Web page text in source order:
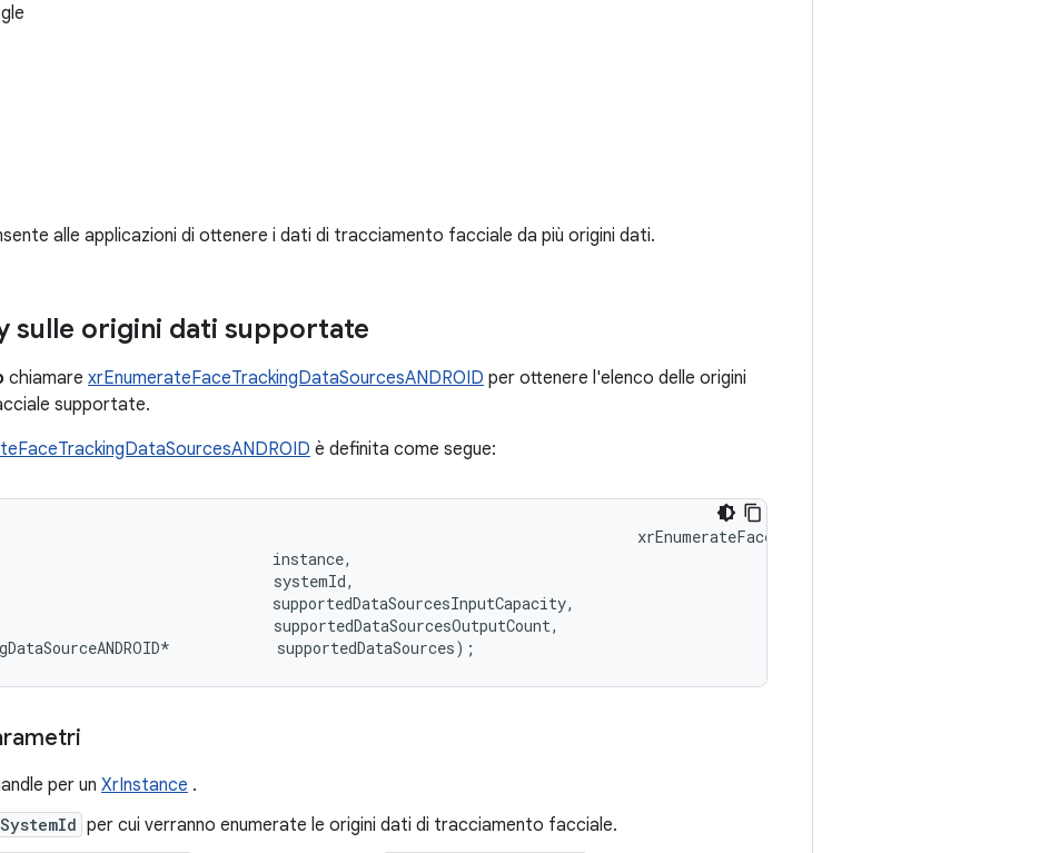
alle applicazioni di ottenere i dati di tracciamento facciale da più origini dati.
sulle origini dati supportate
chiamare xrEnumerateFaceTrackingDataSourcesANDROID per ottenere l'elenco delle origini
supportate.
è definita come segue:
xrEnumerateFaceTrackingDataSourcesANDROID(
instance,
systemId,
supportedDataSourcesInputCapacity,
supportedDataSourcesOutputCount,
per un XrInstance .
per cui verranno enumerate le origini dati di tracciamento facciale.